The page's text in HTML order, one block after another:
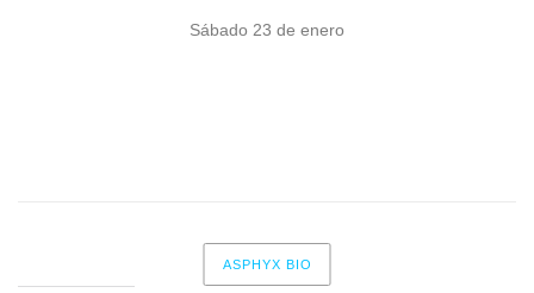
Sábado 23 de enero
ASPHYX BIO